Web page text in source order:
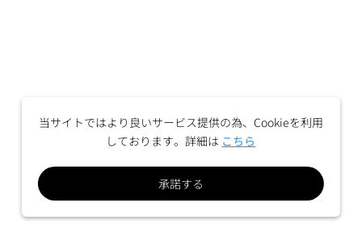
当サイトではより良いサービス提供の為、Cookieを利用
しております。詳細は こちら
承諾する